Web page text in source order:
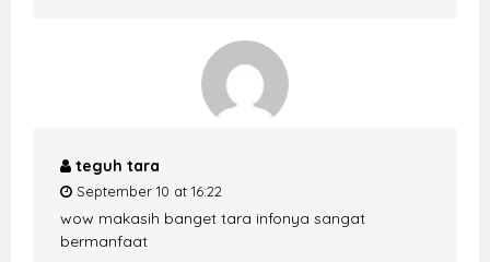
teguh tara
September 10 at 16:22
wow makasih banget tara infonya sangat
bermanfaat